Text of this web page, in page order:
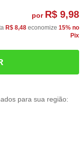
por R$ 9,98
R$ 8,48 economize 15% no
Pix
para sua região: